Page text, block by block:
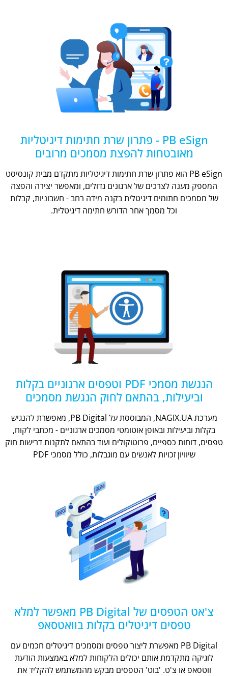
PB eSign - פתרון שרת חתימות דיגיטליות
מאובטחות להפצת מסמכים מרובים
PB eSign הוא פתרון שרת חתימות דיגיטליות מתקדם מבית קונסיסט
המספק מענה לצרכים של ארגונים גדולים, ומאפשר יצירה והפצה
של מסמכים חתומים דיגיטלית בקנה מידה רחב - חשבוניות, קבלות
וכל מסמך אחר הדורש חתימה דיגיטלית.
הנגשת מסמכי PDF וטפסים ארגוניים בקלות
וביעילות, בהתאם לחוק הנגשת מסמכים
מערכת NAGIX.UA, המבוססת על PB Digital, מאפשרת להנגיש
בקלות וביעילות ובאופן אוטומטי מסמכים ארגוניים - מכתבי לקוח,
טפסים, דוחות כספיים, פרוטוקולים ועוד בהתאם לתקנות דרישות חוק
שיוויון זכויות לאנשים עם מוגבלות, כולל מסמכי PDF
צ'אט הטפסים של PB Digital מאפשר למלא
טפסים דיגיטלים בקלות בוואטסאפ
PB Digital מאפשרת ליצור טפסים ומסמכים דיגיטלים חכמים עם
לוגיקה מתקדמת אותם יכולים הלקוחות למלא באמצעות הודעת
ווטסאפ או צ'ט. 'בוט' הטפסים מבקש מהמשתמש להקליד את